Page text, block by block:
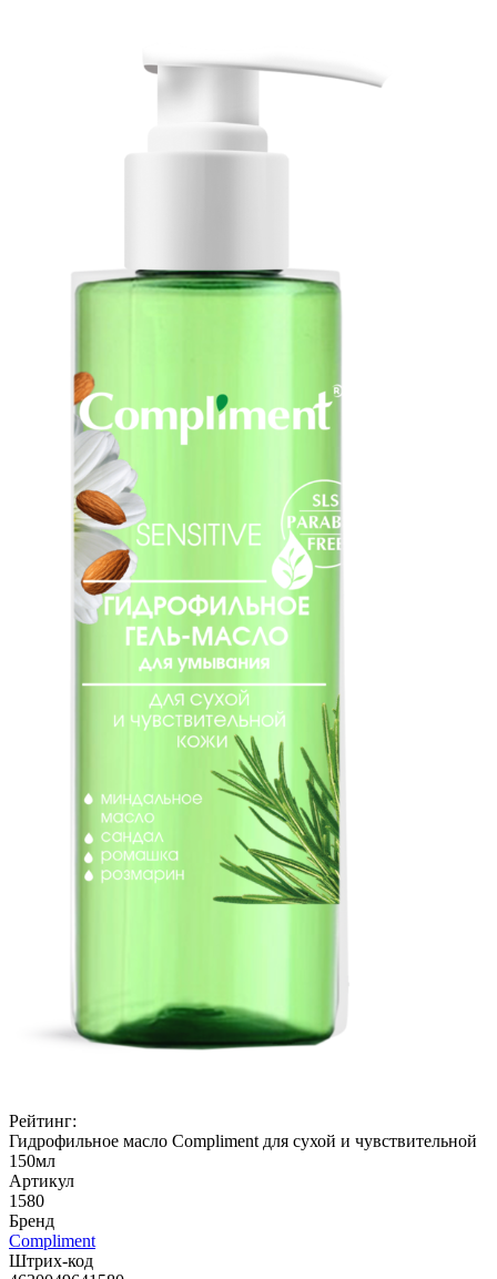
Рейтинг:
Гидрофильное масло Compliment для сухой и чувствительной
150мл
Артикул
1580
Бренд
Compliment
Штрих-код